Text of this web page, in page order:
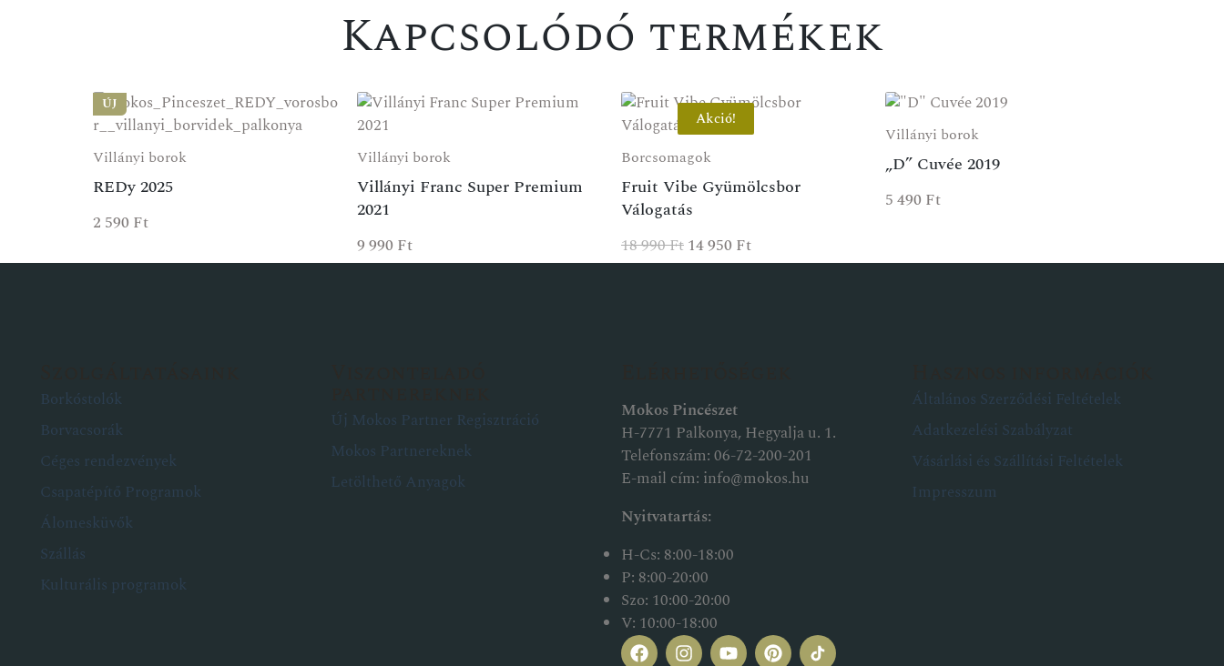
Kapcsolódó termékek
ÚJ
Villányi borok
REDy 2025
2 590 Ft
Villányi borok
Villányi Franc Super Premium
2021
9 990 Ft
Akció!
Borcsomagok
Fruit Vibe Gyümölcsbor
Válogatás
18 990Ft14 950 Ft
Villányi borok
„D” Cuvée 2019
5 490 Ft
Borkóstolók
Borvacsorák
Céges rendezvények
Csapatépítő Programok
Álomesküvők
Szállás
Kulturális programok
Új Mokos Partner Regisztráció
Mokos Partnereknek
Letölthető Anyagok
Mokos Pincészet
H-7771 Palkonya, Hegyalja u. 1.
Telefonszám:06-72-200-201
E-mail cím: info@mokos.hu
Nyitvatartás:
H-Cs: 8:00-18:00
P: 8:00-20:00
Szo: 10:00-20:00
V: 10:00-18:00
Általános Szerződési Feltételek
Adatkezelési Szabályzat
Vásárlási és Szállítási Feltételek
Impresszum